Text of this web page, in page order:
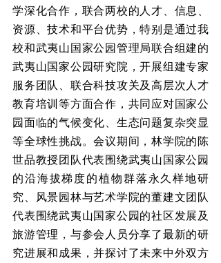
学深化合作，联合两校的人才、信息、
资源、技术和平台优势，特别是通过我
校和武夷山国家公园管理局联合组建的
武夷山国家公园研究院，开展组建专家
服务团队、联合科技攻关及高层次人才
教育培训等方面合作，共同应对国家公
园面临的气候变化、生态问题复杂突显
等全球性挑战。会议期间，林学院的陈
世品教授团队代表围绕武夷山国家公园
的沿海拔梯度的植物群落永久样地研
究、风景园林与艺术学院的董建文团队
代表围绕武夷山国家公园的社区发展及
旅游管理，与参会人员分享了最新的研
究进展和成果，并探讨了未来中外双方